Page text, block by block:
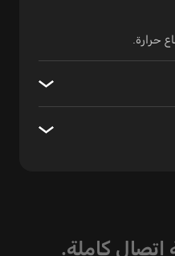
حرارة.
اتصال كاملة.